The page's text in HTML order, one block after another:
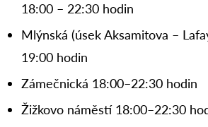
18:00 – 22:30 hodin
Mlýnská (úsek Aksamitova –
19:00 hodin
Zámečnická 18:00–22:30 hodin
Žižkovo náměstí 18:00–22:30